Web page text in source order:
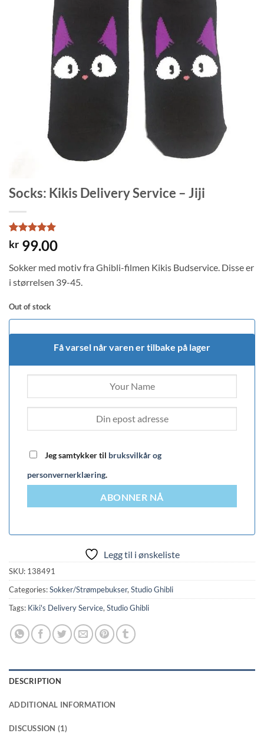
Socks: Kikis Delivery Service – Jiji
Rated5
out of 5
1
customer
rating
kr 99.00
Sokker med motiv fra Ghibli-filmen Kikis Budservice. Disse er
i størrelsen 39-45.
Out of stock
Få varsel når varen er tilbake på lager
Jeg samtykker til bruksvilkår og
personvernerklæring.
ABONNER NÅ
Legg til i ønskeliste
SKU: 138491
Categories:Sokker/Strømpebukser, Studio Ghibli
Tags: Kiki's Delivery Service, Studio Ghibli
DESCRIPTION
ADDITIONAL INFORMATION
DISCUSSION (1)